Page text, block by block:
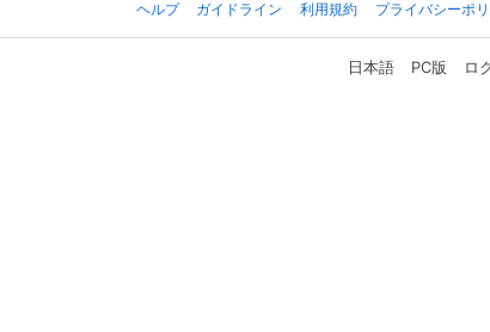
ヘルプ
ガイドライン 利用規約 プライバシーポ
日本語 PC版 ロ